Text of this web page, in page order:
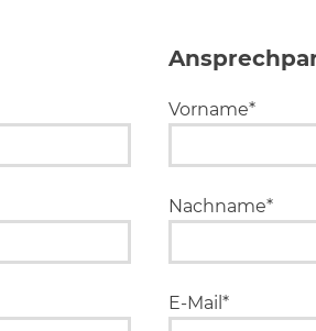
Vorname*
Nachname*
E-Mail*